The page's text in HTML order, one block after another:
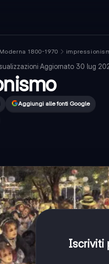
1800-1970
·Aggiornato 30 lug
Aggiungi alle fonti Google
Iscriviti